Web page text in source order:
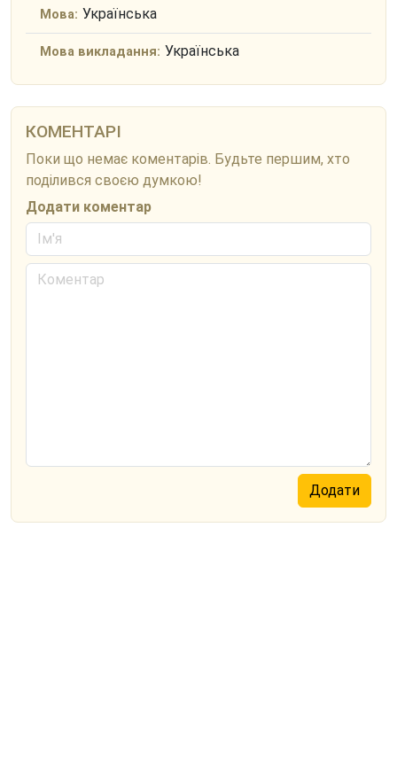
Мова: Українська
Мова викладання: Українська
КОМЕНТАРІ
Поки що немає коментарів. Будьте першим, хто
поділився своєю думкою!
Додати коментар